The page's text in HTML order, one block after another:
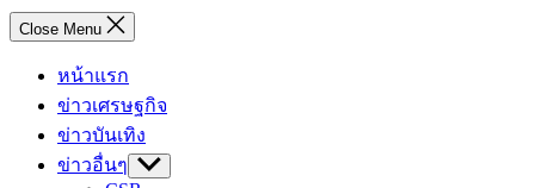
Close Menu
หน้าแรก
ข่าวเศรษฐกิจ
ข่าวบันเทิง
ข่าวอื่นๆ Show
sub